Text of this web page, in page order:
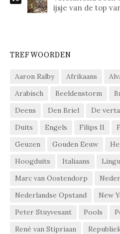
ijsje van de top
TREFWOORDEN
Aaron Ralby Afrikaans
Arabisch
Beeldenstorm
Deens
Den Briel De
Duits
Engels Filips II
Geuzen
Gouden Eeuw
Hoogduits
Italiaans
Marc van Oostendorp
Nederlandse Opstand
New
Peter Stuyvesant
Pools
René van Stipriaan